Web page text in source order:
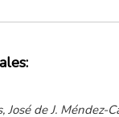
José de J. Méndez-